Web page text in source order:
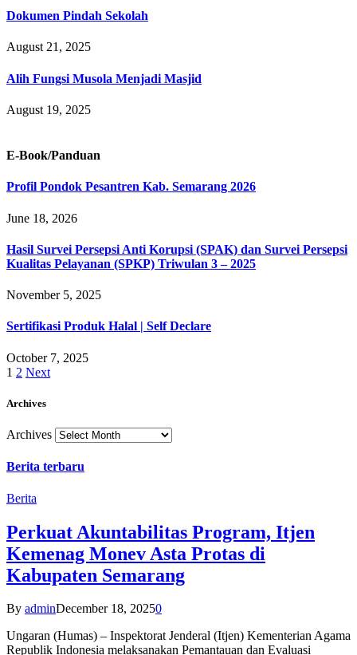
Dokumen Pindah Sekolah
August 21, 2025
Alih Fungsi Musola Menjadi Masjid
August 19, 2025
E-Book/Panduan
Profil Pondok Pesantren Kab. Semarang 2026
June 18, 2026
Hasil Survei Persepsi Anti Korupsi (SPAK) dan Survei Persepsi
Kualitas Pelayanan (SPKP) Triwulan 3 – 2025
November 5, 2025
Sertifikasi Produk Halal | Self Declare
October 7, 2025
1 2 Next
Archives
Archives
Berita terbaru
Berita
Perkuat Akuntabilitas Program, Itjen
Kemenag Monev Asta Protas di
Kabupaten Semarang
By adminDecember 18, 20250
Ungaran (Humas) – Inspektorat Jenderal (Itjen) Kementerian Agama
Republik Indonesia melaksanakan Pemantauan dan Evaluasi